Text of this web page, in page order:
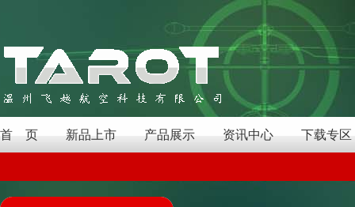
首 页 新品上市 产品展示 资讯中心 下载专区